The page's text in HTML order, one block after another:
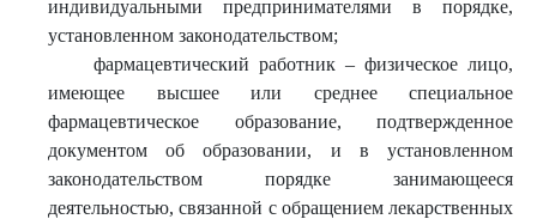
индивидуальными предпринимателями в порядке,
установленном законодательством;
фармацевтический работник – физическое лицо,
имеющее высшее или среднее специальное
фармацевтическое образование, подтвержденное
документом об образовании, и в установленном
законодательством порядке занимающееся
деятельностью, связанной с обращением лекарственных